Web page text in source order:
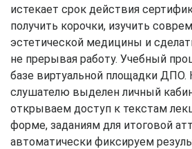
истекает срок действия
получить корочки, изучить
эстетической медицины и
не прерывая работу. Учебный
базе виртуальной площадки
слушателю выделен личный
открываем доступ к текстам
форме, заданиям для итоговой
автоматически фиксируем